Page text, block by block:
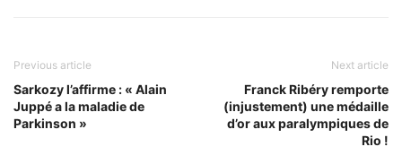
Previous article
Sarkozy l’affirme : « Alain
Juppé a la maladie de
Parkinson »
Next article
Franck Ribéry remporte
(injustement) une médaille
d’or aux paralympiques de
Rio !